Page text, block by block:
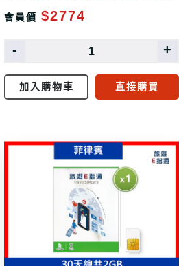
會員價 $2774
- +
加入購物車 直接購買